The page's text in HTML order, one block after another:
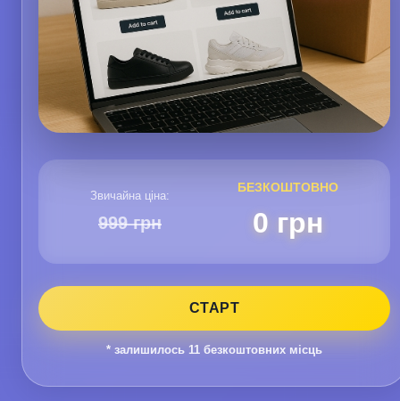
Звичайна ціна:
999 грн
БЕЗКОШТОВНО
0 грн
СТАРТ
* залишилось 11 безкоштовних місць